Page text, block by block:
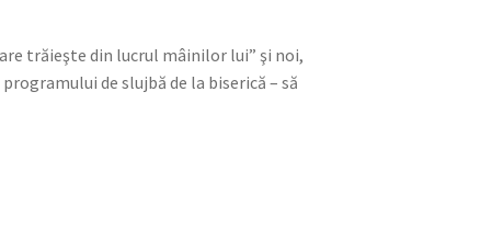
trăieşte din lucrul mâinilor lui” şi noi,
de slujbă de la biserică – să